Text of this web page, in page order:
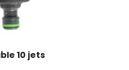
10 jets